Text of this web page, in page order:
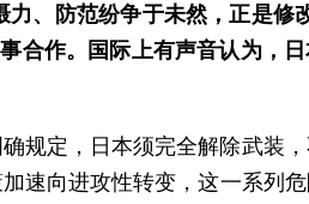
、防范纷争于未然，正是修
合作。国际上有声音认为，
规定，日本须完全解除武装
速向进攻性转变，这一系列